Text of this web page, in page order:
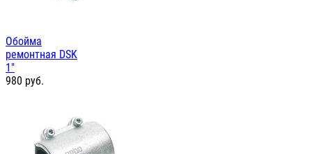
Обойма
ремонтная DSK
1"
980 руб.